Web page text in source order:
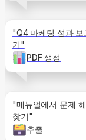
"Q4 마케팅 성과 보
기"
PDF 생성
"매뉴얼에서 문제
찾기"
추출